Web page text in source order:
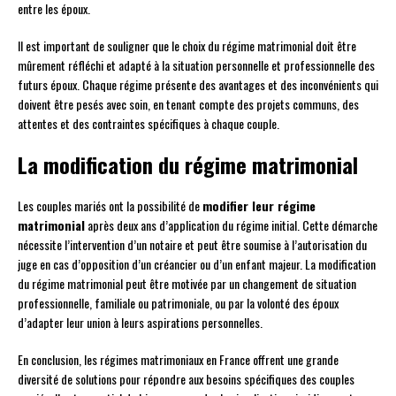
entre les époux.
Il est important de souligner que le choix du régime matrimonial doit être
mûrement réfléchi et adapté à la situation personnelle et professionnelle des
futurs époux. Chaque régime présente des avantages et des inconvénients qui
doivent être pesés avec soin, en tenant compte des projets communs, des
attentes et des contraintes spécifiques à chaque couple.
La modification du régime matrimonial
Les couples mariés ont la possibilité demodifier leur régime
matrimonialaprès deux ans d’application du régime initial. Cette démarche
nécessite l’intervention d’un notaire et peut être soumise à l’autorisation du
juge en cas d’opposition d’un créancier ou d’un enfant majeur. La modification
du régime matrimonial peut être motivée par un changement de situation
professionnelle, familiale ou patrimoniale, ou par la volonté des époux
d’adapter leur union à leurs aspirations personnelles.
En conclusion, les régimes matrimoniaux en France offrent une grande
diversité de solutions pour répondre aux besoins spécifiques des couples